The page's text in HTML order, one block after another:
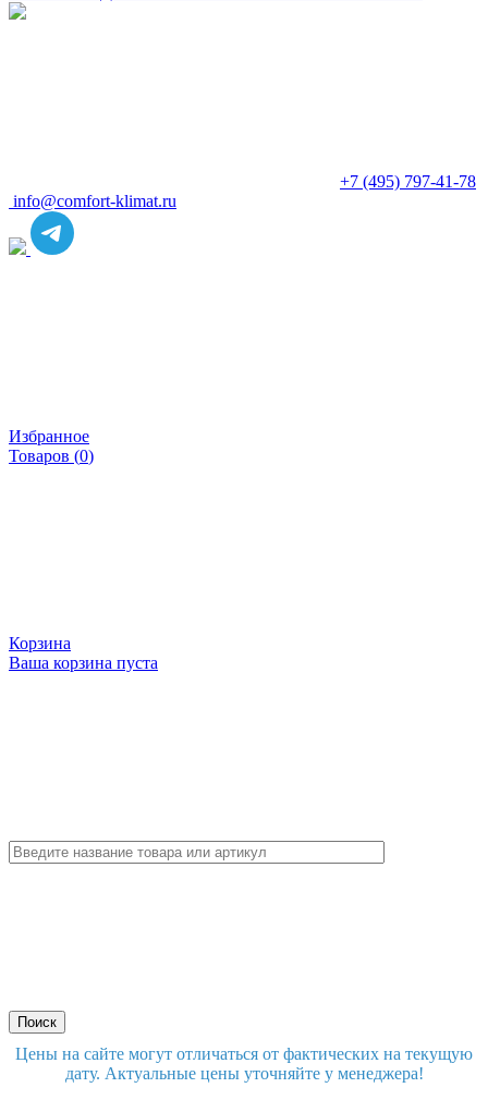
+7 (495) 797-41-78
info@comfort-klimat.ru
Избранное
Товаров (0)
Корзина
Ваша корзина пуста
Цены на сайте могут отличаться от фактических на текущую
дату. Актуальные цены уточняйте у менеджера!